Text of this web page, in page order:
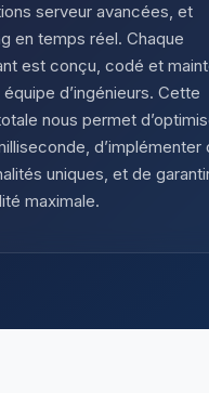
serveur avancées, et
en temps réel. Chaque
est conçu, codé et
d’ingénieurs. Cette
nous permet
d’implémenter
uniques, et de
maximale.